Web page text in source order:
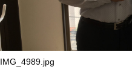
IMG_4989.jpg